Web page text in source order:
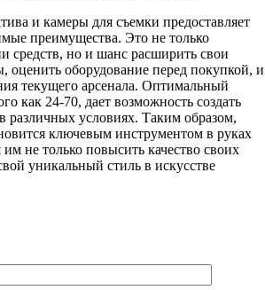
и камеры для съемки предоставляет
преимущества. Это не только
средств, но и шанс расширить свои
оценить оборудование перед покупкой, и
текущего арсенала. Оптимальный
как 24-70, дает возможность создать
условиях. Таким образом,
ключевым инструментом в руках
не только повысить качество своих
уникальный стиль в искусстве